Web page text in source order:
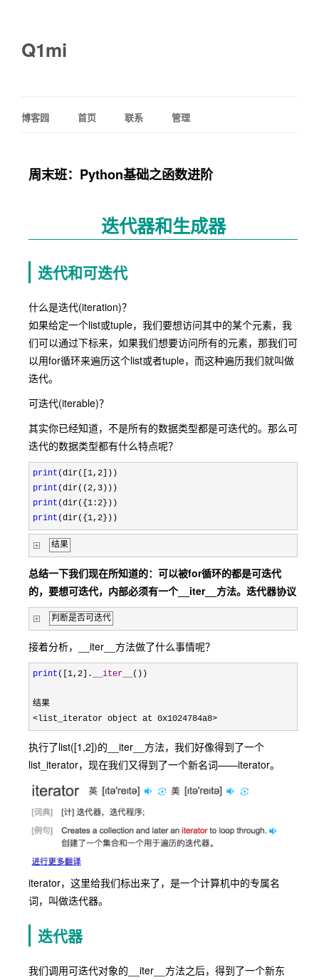
Q1mi
博客园 首页 联系 管理
周末班：Python基础之函数进阶
迭代器和生成器
迭代和可迭代
什么是迭代(iteration)？
如果给定一个list或tuple，我们要想访问其中的某个元素，我
们可以通过下标来，如果我们想要访问所有的元素，那我们可
以用for循环来遍历这个list或者tuple，而这种遍历我们就叫做
迭代。
可迭代(iterable)？
其实你已经知道，不是所有的数据类型都是可迭代的。那么可
迭代的数据类型都有什么特点呢？
print (dir([1,2
print (dir((2,3
print (dir({1:2
print (dir({1,2}))
结果
总结一下我们现在所知道的：可以被for循环的都是可迭代
的，要想可迭代，内部必须有一个__iter__方法。迭代器协议
判断是否可迭代
接着分析，__iter__方法做了什么事情呢？
print ([1,2]. __iter__ ())
<list_iterator object at 0x1024784a8>
执行了list([1,2])的__iter__方法，我们好像得到了一个
list_iterator，现在我们又得到了一个新名词——iterator。
iterator，这里给我们标出来了，是一个计算机中的专属名
词，叫做迭代器。
迭代器
我们调用可迭代对象的__iter__方法之后，得到了一个新东